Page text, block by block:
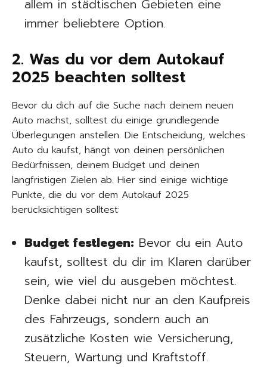
allem in städtischen Gebieten eine
immer beliebtere Option.
2. Was du vor dem Autokauf
2025 beachten solltest
Bevor du dich auf die Suche nach deinem neuen
Auto machst, solltest du einige grundlegende
Überlegungen anstellen. Die Entscheidung, welches
Auto du kaufst, hängt von deinen persönlichen
Bedürfnissen, deinem Budget und deinen
langfristigen Zielen ab. Hier sind einige wichtige
Punkte, die du vor dem Autokauf 2025
berücksichtigen solltest:
Budget festlegen: Bevor du ein Auto
kaufst, solltest du dir im Klaren darüber
sein, wie viel du ausgeben möchtest.
Denke dabei nicht nur an den Kaufpreis
des Fahrzeugs, sondern auch an
zusätzliche Kosten wie Versicherung,
Steuern, Wartung und Kraftstoff.